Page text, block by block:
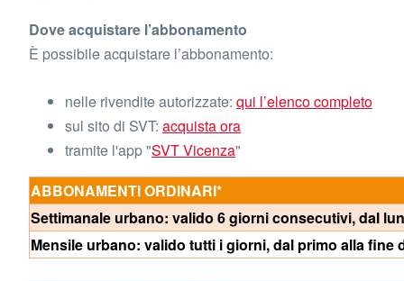
Dove acquistare l’abbonamento
È possibile acquistare l’abbonamento:
nelle rivendite autorizzate: qui l’elenco completo
sul sito di SVT: acquista ora
tramite l'app "SVT Vicenza"
ABBONAMENTI ORDINARI*
Settimanale urbano: valido 6 giorni consecutivi, dal
Mensile urbano: valido tutti i giorni, dal primo alla fine